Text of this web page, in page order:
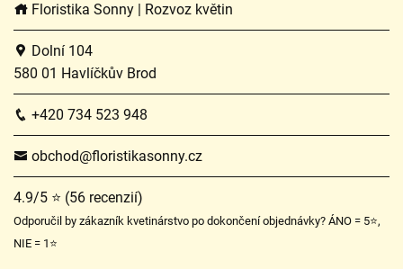
Floristika Sonny | Rozvoz květin
Dolní 104
580 01 Havlíčkův Brod
+420 734 523 948
obchod@floristikasonny.cz
4.9/5 ⭐ (56 recenzií)
Odporučil by zákazník kvetinárstvo po dokončení objednávky? ÁNO = 5⭐,
NIE = 1⭐